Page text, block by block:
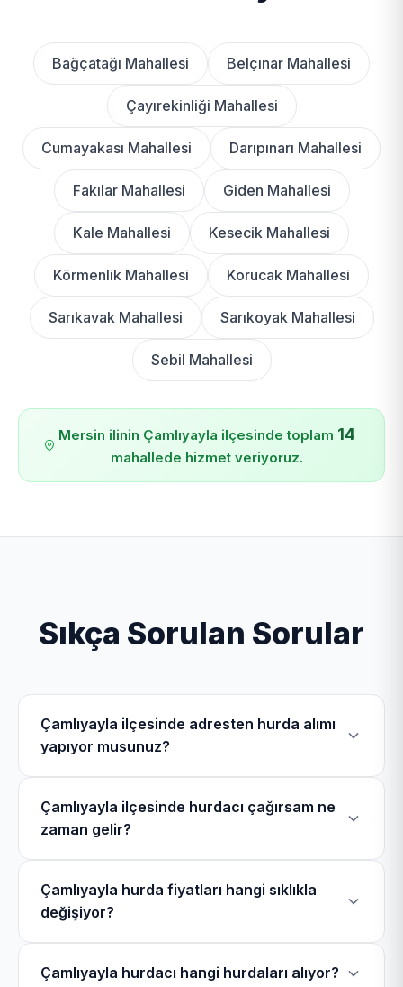
Bağçatağı Mahallesi Belçınar Mahallesi
Çayırekinliği Mahallesi
Cumayakası Mahallesi Darıpınarı Mahallesi
Fakılar Mahallesi Giden Mahallesi
Kale Mahallesi Kesecik Mahallesi
Körmenlik Mahallesi Korucak Mahallesi
Sarıkavak Mahallesi Sarıkoyak Mahallesi
Sebil Mahallesi
Mersin ilinin Çamlıyayla ilçesinde toplam 14
mahallede hizmet veriyoruz.
Sıkça Sorulan Sorular
Çamlıyayla ilçesinde adresten hurda alımı
yapıyor musunuz?
Giden Mahallesi, Bağçatağı Mahallesi, Sarıkavak
Mahallesi, Darıpınarı Mahallesi dahil olmak üzere
toplam 14 mahallede mobil ekiplerimizle hurdacılık
hizmeti veriyoruz.
Çamlıyayla ilçesinde hurdacı çağırsam ne
zaman gelir?
bizi arayarak hurdacı çağırdığınızda 24 dakika
içerisinde bulunduğunuz konuma geliyoruz.
Çamlıyayla hurda fiyatları hangi sıklıkla
değişiyor?
Borsası) verilerine göre günlük olarak değişmektedir.
Çamlıyayla hurdacı hangi hurdaları alıyor?